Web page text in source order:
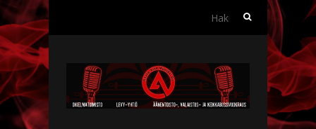
Haku: